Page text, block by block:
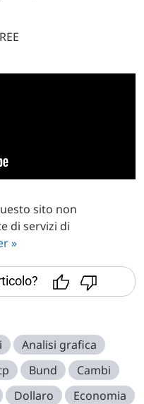
sito non
di servizi di
»
Analisi grafica
Bund
Cambi
Dollaro
Economia